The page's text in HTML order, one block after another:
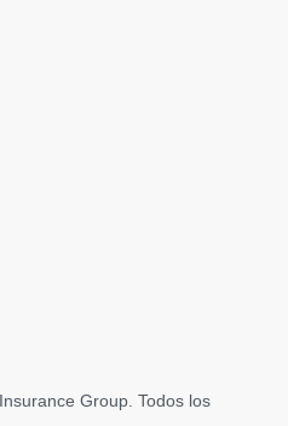
Group. Todos los